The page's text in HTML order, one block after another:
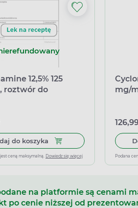
12,5% 125
roztwór do
do koszyka Dodaj do koszyka
ceną maksymalną. Dowiedz się więcej
mg/
Podana
na platformie są cenami
po cenie niższej od